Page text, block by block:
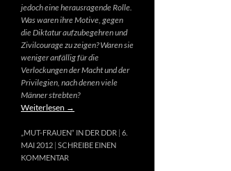
jedoch eine herausragende Rolle.
Was waren ihre Motive, gegen
die Diktatur aufzubegehren und
Zivilcourage zu zeigen? Waren sie
weniger anfällig für die
Verlockungen der Macht und der
Privilegien, nach denen viele
Männer strebten?
Weiterlesen →
„MUT-FRAUEN“ IN DER DDR 6.
MAI 2012 SCHREIBE EINEN
KOMMENTAR